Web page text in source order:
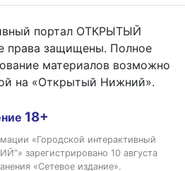
портал ОТКРЫТЫЙ
защищены. Полное
материалов возможно
на «Открытый Нижний».
18+
«Городской интерактивный
зарегистрировано 10 августа
«Сетевое издание».